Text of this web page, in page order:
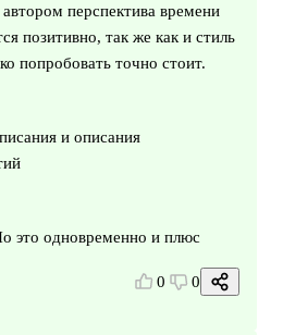
перспектива времени
позитивно, так же как и стиль
попробовать точно стоит.
и описания
это одновременно и плюс
0 0